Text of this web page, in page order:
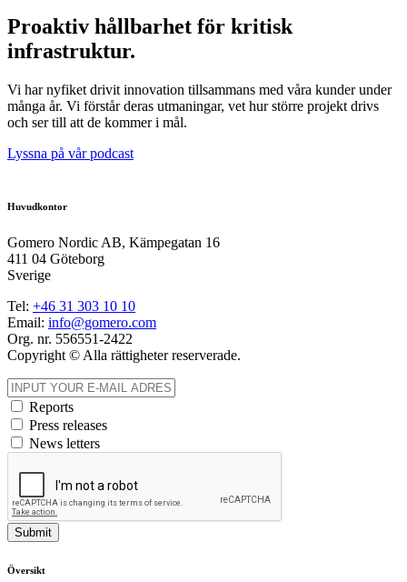
Proaktiv hållbarhet för kritisk
infrastruktur.
Vi har nyfiket drivit innovation tillsammans med våra kunder under
många år. Vi förstår deras utmaningar, vet hur större projekt drivs
och ser till att de kommer i mål.
Lyssna på vår podcast
Huvudkontor
Gomero Nordic AB, Kämpegatan 16
411 04 Göteborg
Sverige
Tel: +46 31 303 10 10
Email: info@gomero.com
Org. nr. 556551-2422
Copyright © Alla rättigheter reserverade.
Reports
Press releases
News letters
Submit
Översikt